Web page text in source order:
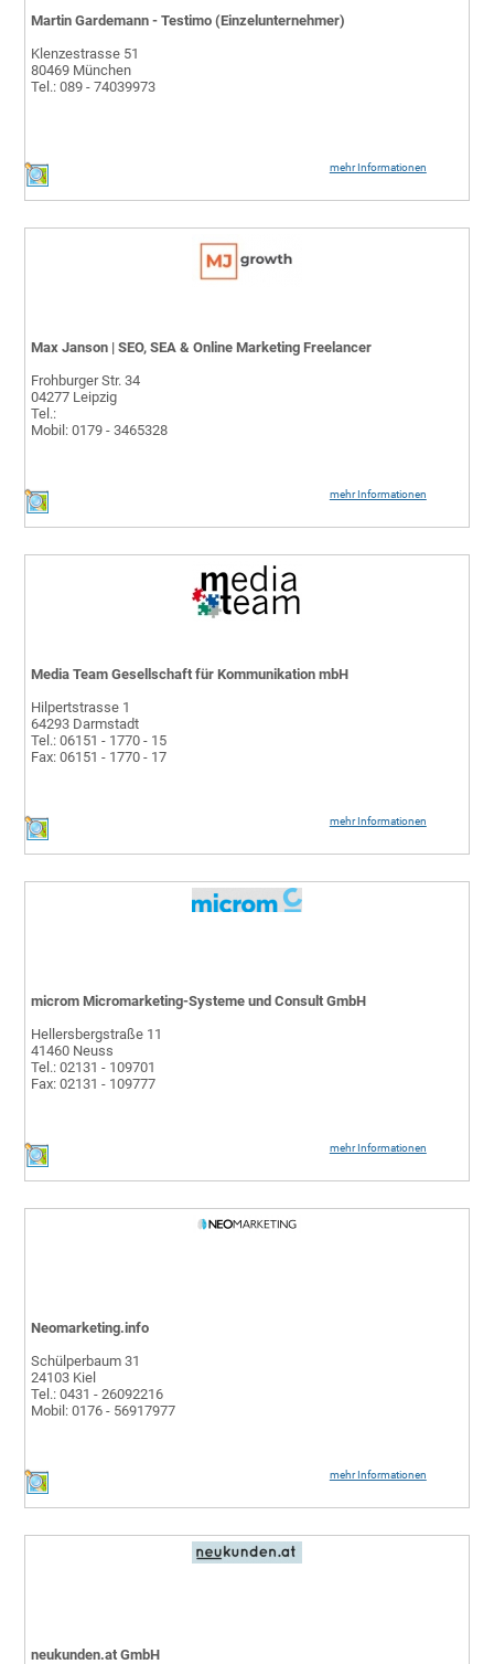
mehr Informationen
Martin Gardemann - Testimo (Einzelunternehmer)
Klenzestrasse 51
80469 München
Tel.: 089 - 74039973
mehr Informationen
Max Janson | SEO, SEA & Online Marketing Freelancer
Frohburger Str. 34
04277 Leipzig
Tel.:
Mobil: 0179 - 3465328
mehr Informationen
Media Team Gesellschaft für Kommunikation mbH
Hilpertstrasse 1
64293 Darmstadt
Tel.: 06151 - 1770 - 15
Fax: 06151 - 1770 - 17
mehr Informationen
microm Micromarketing-Systeme und Consult GmbH
Hellersbergstraße 11
41460 Neuss
Tel.: 02131 - 109701
Fax: 02131 - 109777
mehr Informationen
Neomarketing.info
Schülperbaum 31
24103 Kiel
Tel.: 0431 - 26092216
Mobil: 0176 - 56917977
neukunden.at GmbH